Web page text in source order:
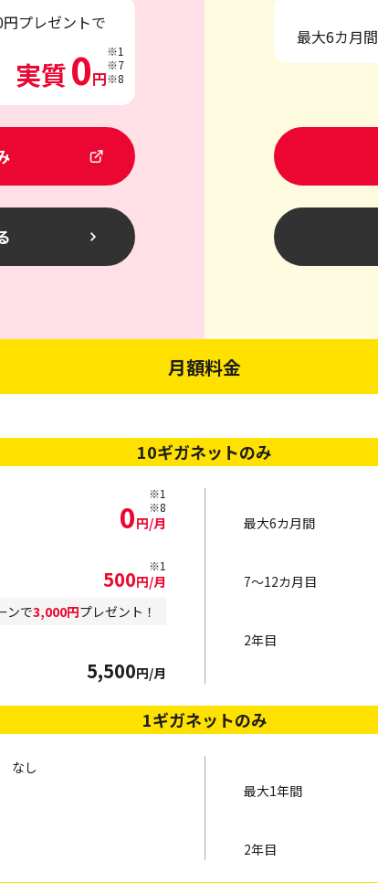
プレゼントで
実質0円
※1
※7
※8
最大6カ月間
月額料金
10ギガネットのみ
0円/月
※1
※8
500円/月
※1
ンで3,000円プレゼント！
5,500円/月
最大6カ月間
7～12カ月目
2年目
1ギガネットのみ
なし
最大1年間
2年目